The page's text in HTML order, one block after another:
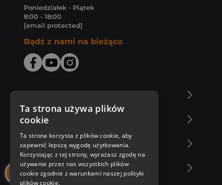
Poniedziałek - Piątek
8:00 - 18:00
[email protected]
Bądź z nami na bieżąco
Zakupy u nas
Nasza oferta
Nasi autorzy
Ta strona używa plików
cookie
Ta strona korzysta z plików cookie, aby
zapewnić lepszą wygodę użytkowania.
Korzystając z tej strony, wyrażasz zgodę na
używanie przez nas wszystkich plików
cookie zgodnie z warunkami naszej polityki
plików cookie.